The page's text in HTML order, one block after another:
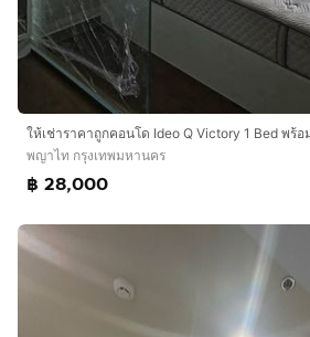
ให้เช่าราคาถูกคอนโด Ideo Q Victory 1 Bed พร้อ
พญาไท กรุงเทพมหานคร
฿ 28,000